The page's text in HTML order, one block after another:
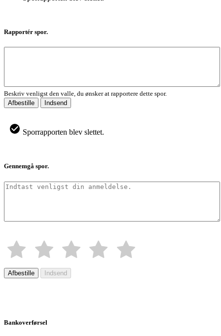
Rapportér spor.
Beskriv venligst den valle, du ønsker at rapportere dette spor.
Afbestille
Indsend
Sporrapporten blev slettet.
Gennemgå spor.
Afbestille Indsend
Bankoverførsel